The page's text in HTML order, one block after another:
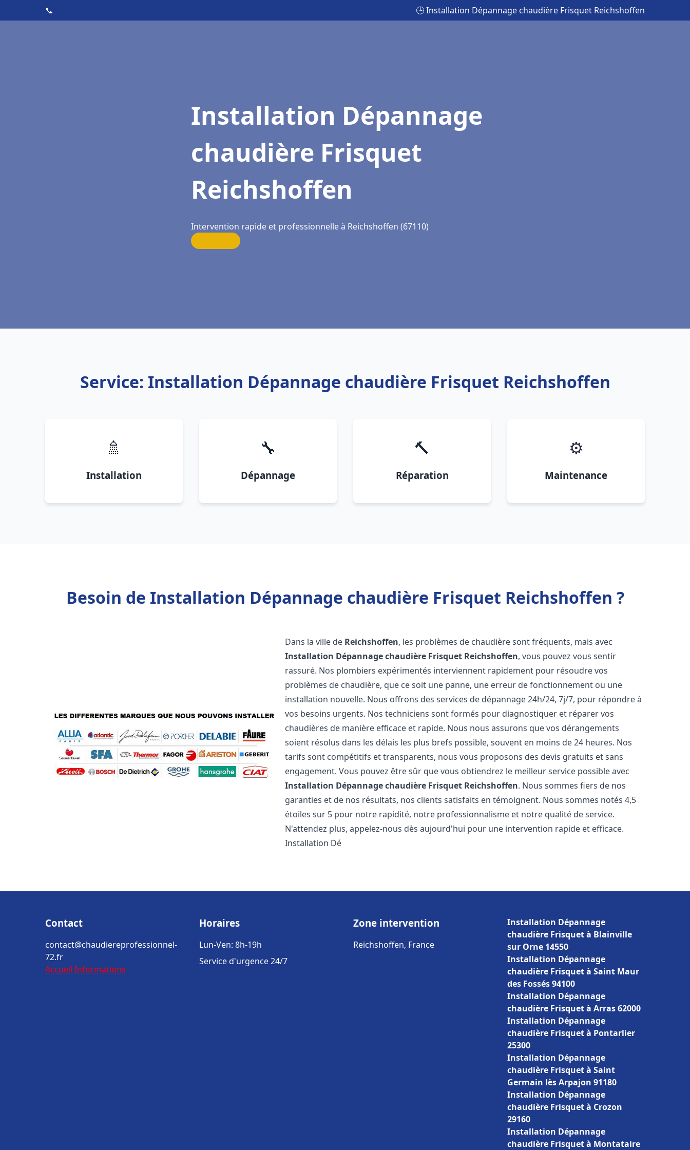
📞 🕒 Installation Dépannage chaudière Frisquet Reichshoffen
Installation Dépannage
chaudière Frisquet
Reichshoffen
Intervention rapide et professionnelle à Reichshoffen (67110)
Service: Installation Dépannage chaudière Frisquet Reichshoffen
🚿
Installation
🔧
Dépannage
🔨
Réparation
⚙️
Maintenance
Besoin de Installation Dépannage chaudière Frisquet Reichshoffen ?
Dans la ville de Reichshoffen, les problèmes de chaudière sont fréquents, mais avec
Installation Dépannage chaudière Frisquet Reichshoffen, vous pouvez vous sentir
rassuré. Nos plombiers expérimentés interviennent rapidement pour résoudre vos
problèmes de chaudière, que ce soit une panne, une erreur de fonctionnement ou une
installation nouvelle. Nous offrons des services de dépannage 24h/24, 7j/7, pour répondre à
vos besoins urgents. Nos techniciens sont formés pour diagnostiquer et réparer vos
chaudières de manière efficace et rapide. Nous nous assurons que vos dérangements
soient résolus dans les délais les plus brefs possible, souvent en moins de 24 heures. Nos
tarifs sont compétitifs et transparents, nous vous proposons des devis gratuits et sans
engagement. Vous pouvez être sûr que vous obtiendrez le meilleur service possible avec
Installation Dépannage chaudière Frisquet Reichshoffen. Nous sommes fiers de nos
garanties et de nos résultats, nos clients satisfaits en témoignent. Nous sommes notés 4,5
étoiles sur 5 pour notre rapidité, notre professionnalisme et notre qualité de service.
N'attendez plus, appelez-nous dès aujourd'hui pour une intervention rapide et efficace.
Installation Dé
Contact
contact@chaudiereprofessionnel-
72.fr
Accueil Informations
Horaires
Lun-Ven: 8h-19h
Service d'urgence 24/7
Zone intervention
Reichshoffen, France
Installation Dépannage
chaudière Frisquet à Blainville
sur Orne 14550
Installation Dépannage
chaudière Frisquet à Saint Maur
des Fossés 94100
Installation Dépannage
chaudière Frisquet à Arras 62000
Installation Dépannage
chaudière Frisquet à Pontarlier
25300
Installation Dépannage
chaudière Frisquet à Saint
Germain lès Arpajon 91180
Installation Dépannage
chaudière Frisquet à Crozon
29160
Installation Dépannage
chaudière Frisquet à Montataire